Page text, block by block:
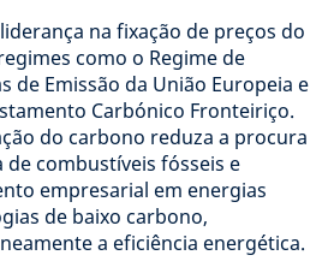
na fixação de preços do
como o Regime de
de Emissão da União Europeia e
Carbónico Fronteiriço.
do carbono reduza a procura
combustíveis fósseis e
empresarial em energias
de baixo carbono,
a eficiência energética.